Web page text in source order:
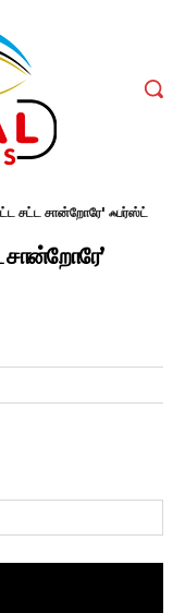
சட்ட சான்றோரே' ஃபர்ஸ்ட்
சான்றோரே’